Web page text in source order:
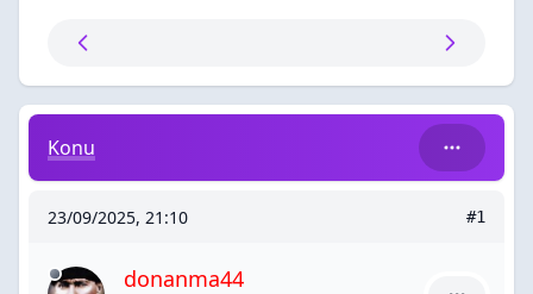
İthal Otomobillere Yeni Vergi Düzenlemesi
Konu
23/09/2025, 21:10 #1
donanma44